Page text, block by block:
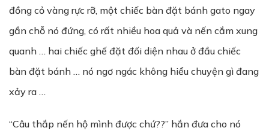
đồng cỏ vàng rực rỡ, một chiếc bàn đặt bánh gato ngay
gần chỗ nó đứng, có rất nhiều hoa quả và nến cắm xung
quanh … hai chiếc ghế đặt đối diện nhau ở đầu chiếc
bàn đặt bánh … nó ngơ ngác không hiểu chuyện gì đang
xảy ra …
“Câu thắp nến hộ mình được chứ??” hắn đưa cho nó